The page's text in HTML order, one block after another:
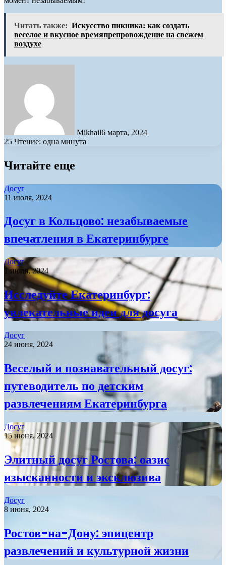
Читать также: Искусство пикника: как создать
веселое и вкусное времяпрепровождение на свежем
воздухе
Mikhail6 марта, 2024
25 Чтение: одна минута
Читайте еще
Досуг
11 июля, 2024
Досуг в Кольцово: незабываемые
впечатления в Екатеринбурге
Досуг
1 июля, 2024
Исследуйте Екатеринбург:
увлекательные идеи для досуга
Досуг
24 июня, 2024
Веселый и познавательный досуг:
путеводитель по детским
развлечениям Екатеринбурга
Досуг
15 июня, 2024
Элитный досуг Ростова: оазис
изысканности и эксклюзива
Досуг
8 июня, 2024
Ростов-на-Дону: эпицентр
развлечений и культурной жизни